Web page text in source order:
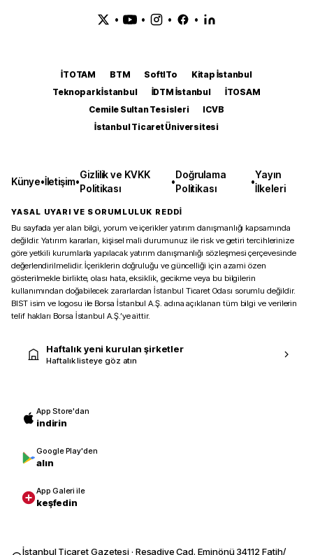
• • • •
İTOTAM BTM SoftITo
Kitap İstanbul
Teknopark İstanbul
İDTM İstanbul
İTOSAM
Cemile Sultan Tesisleri
ICVB
İstanbul Ticaret Üniversitesi
Künye•İletişim•
Gizlilik ve KVKK
Politikası
•
Doğrulama
Politikası
•
Yayın
İlkeleri
YASAL UYARI VE SORUMLULUK REDDİ
Bu sayfada yer alan bilgi, yorum ve içerikler yatırım danışmanlığı kapsamında
değildir. Yatırım kararları, kişisel mali durumunuz ile risk ve getiri tercihlerinize
göre yetkili kurumlarla yapılacak yatırım danışmanlığı sözleşmesi çerçevesinde
değerlendirilmelidir. İçeriklerin doğruluğu ve güncelliği için azami özen
gösterilmekle birlikte, olası hata, eksiklik, gecikme veya bu bilgilerin
kullanımından doğabilecek zararlardan İstanbul Ticaret Odası sorumlu değildir.
BIST isim ve logosu ile Borsa İstanbul A.Ş. adına açıklanan tüm bilgi ve verilerin
telif hakları Borsa İstanbul A.Ş.’ye aittir.
Haftalık yeni kurulan şirketler
Haftalık listeye göz atın
App Store'dan
indirin
Google Play'den
alın
App Galeri ile
keşfedin
İstanbul Ticaret Gazetesi · Reşadiye Cad. Eminönü 34112 Fatih/